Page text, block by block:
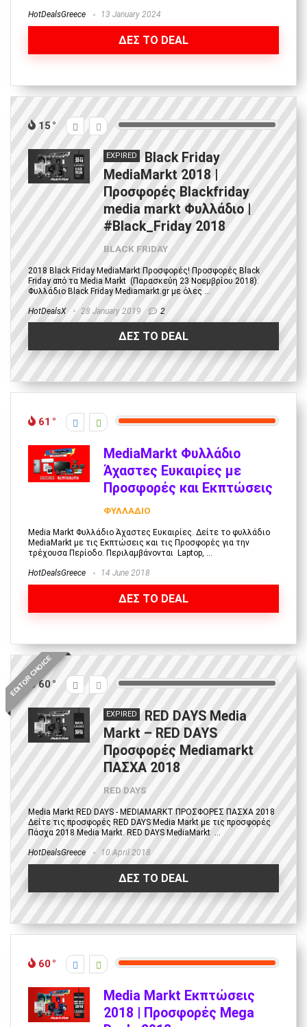
HotDealsGreece 13 January 2024
ΔΕΣ ΤΟ DEAL
15
EXPIRED
Black Friday
MediaMarkt 2018 |
Προσφορές Blackfriday
media markt Φυλλάδιο |
#Black_Friday 2018
BLACK FRIDAY
2018 Black Friday MediaMarkt Προσφορές! Προσφορές Black
Friday από τα Media Markt (Παρασκεύη 23 Νοεμβρίου 2018).
Φυλλάδιο Black Friday Mediamarkt.gr με όλες ...
HotDealsX 28 January 2019 2
ΔΕΣ ΤΟ DEAL
61
MediaMarkt Φυλλάδιο
Άχαστες Ευκαιρίες με
Προσφορές και Εκπτώσεις
ΦΥΛΛΑΔΙΟ
Media Markt Φυλλάδιο Άχαστες Ευκαιρίες. Δείτε το φυλλάδιο
MediaMarkt με τις Εκπτώσεις και τις Προσφορές για την
τρέχουσα Περίοδο. Περιλαμβάνονται Laptop, ...
HotDealsGreece 14 June 2018
ΔΕΣ ΤΟ DEAL
EDITOR CHOICE
60
EXPIRED
RED DAYS Media
Markt – RED DAYS
Προσφορές Mediamarkt
ΠΑΣΧΑ 2018
RED DAYS
Media Markt RED DAYS - MEDIAMARKT ΠΡΟΣΦΟΡΕΣ ΠΑΣΧΑ 2018
Δείτε τις προσφορές RED DAYS Media Markt με τις προσφορές
Πάσχα 2018 Media Markt. RED DAYS MediaMarkt ...
HotDealsGreece 10 April 2018
ΔΕΣ ΤΟ DEAL
60
Media Markt Εκπτώσεις
2018 | Προσφορές Mega